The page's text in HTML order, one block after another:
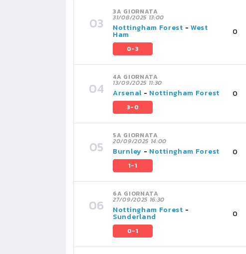
3A GIORNATA
31/08/2025 13:00
Nottingham Forest -West
Ham
0-3
0
4A GIORNATA
13/09/2025 11:30
Arsenal - Nottingham Forest
3-0
0
5A GIORNATA
20/09/2025 14:00
Burnley - Nottingham Forest
1-1
0
6A GIORNATA
27/09/2025 16:30
Nottingham Forest -
Sunderland
0-1
0